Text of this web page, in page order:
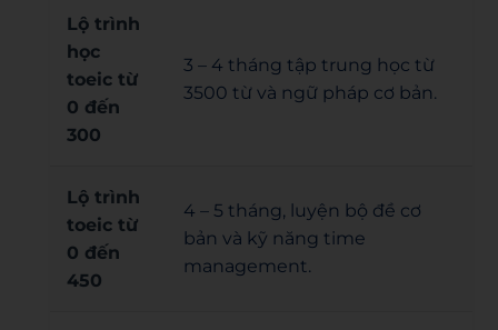
Lộ trình
học
toeic từ
0 đến
300
3 – 4 tháng tập trung học từ
3500 từ và ngữ pháp cơ bản.
Lộ trình
toeic từ
0 đến
450
4 – 5 tháng, luyện bộ đề cơ
bản và kỹ năng time
management.